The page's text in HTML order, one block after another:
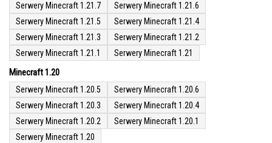
Serwery Minecraft 1.21.7
Serwery Minecraft 1.21.6
Serwery Minecraft 1.21.5
Serwery Minecraft 1.21.4
Serwery Minecraft 1.21.3
Serwery Minecraft 1.21.2
Serwery Minecraft 1.21.1
Serwery Minecraft 1.21
Minecraft 1.20
Serwery Minecraft 1.20.5
Serwery Minecraft 1.20.6
Serwery Minecraft 1.20.3
Serwery Minecraft 1.20.4
Serwery Minecraft 1.20.2
Serwery Minecraft 1.20.1
Serwery Minecraft 1.20